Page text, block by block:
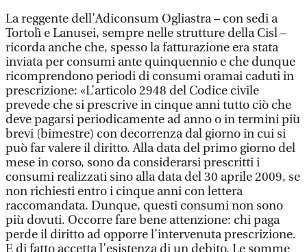
La reggente dell’Adiconsum Ogliastra – con sedi a
Tortolì e Lanusei, sempre nelle strutture della Cisl –
ricorda anche che, spesso la fatturazione era stata
inviata per consumi ante quinquennio e che dunque
ricomprendono periodi di consumi oramai caduti in
prescrizione: «L’articolo 2948 del Codice civile
prevede che si prescrive in cinque anni tutto ciò che
deve pagarsi periodicamente ad anno o in termini più
brevi (bimestre) con decorrenza dal giorno in cui si
può far valere il diritto. Alla data del primo giorno del
mese in corso, sono da considerarsi prescritti i
consumi realizzati sino alla data del 30 aprile 2009, se
non richiesti entro i cinque anni con lettera
raccomandata. Dunque, questi consumi non sono
più dovuti. Occorre fare bene attenzione: chi paga
perde il diritto ad opporre l’intervenuta prescrizione.
E di fatto accetta l’esistenza di un debito. Le somme